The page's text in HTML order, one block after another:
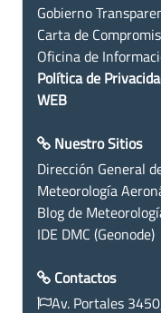
Gobierno
Carta de
Oficina de
Política de
WEB
Nuestro Sitios
Dirección General
Meteorología
Blog de
IDE DMC (Geonode)
Contactos
Av. Portales